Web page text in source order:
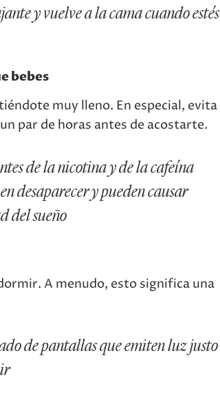
y vuelve a la cama cuando estés
bebes
muy lleno. En especial, evita
par de horas antes de acostarte.
de la nicotina y de la cafeína
desaparecer y pueden causar
del sueño
A menudo, esto significa una
de pantallas que emiten luz justo